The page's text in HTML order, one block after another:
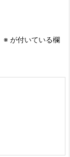
※ が付いている欄